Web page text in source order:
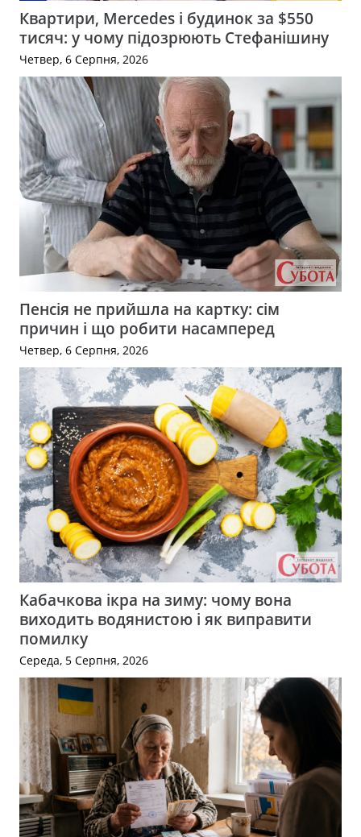
Квартири, Mercedes і будинок за $550
тисяч: у чому підозрюють Стефанішину
Четвер, 6 Серпня, 2026
Пенсія не прийшла на картку: сім
причин і що робити насамперед
Четвер, 6 Серпня, 2026
Кабачкова ікра на зиму: чому вона
виходить водянистою і як виправити
помилку
Середа, 5 Серпня, 2026